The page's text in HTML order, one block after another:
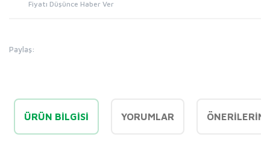
Fiyatı Düşünce Haber Ver
Paylaş:
ÜRÜN BILGISI YORUMLAR